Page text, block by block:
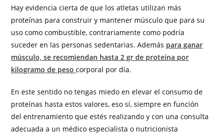
Hay evidencia cierta de que los atletas utilizan más
proteínas para construir y mantener músculo que para su
uso como combustible, contrariamente como podría
suceder en las personas sedentarias. Además para ganar
músculo, se recomiendan hasta 2 gr de proteína por
kilogramo de pesocorporal por día.
En este sentido no tengas miedo en elevar el consumo de
proteínas hasta estos valores, eso sí, siempre en función
del entrenamiento que estés realizando y con una consulta
adecuada a un médico especialista o nutricionista